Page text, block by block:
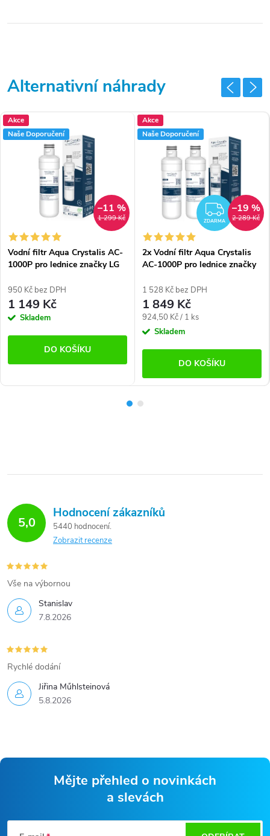
Akce
Naše Doporučení
1 299 Kč
–11 %
Vodní filtr Aqua Crystalis AC-
1000P pro lednice značky LG
ADQ747935)
950 Kč bez DPH
1 149 Kč
Skladem
DO KOŠÍKU
Akce
Naše Doporučení
ZDARMA 2 289 Kč
–19 %
2x Vodní filtr Aqua Crystalis
AC-1000P pro lednice značky
ADQ747935)
1 528 Kč bez DPH
1 849 Kč
Měrná
cena:
924,50 Kč / 1 ks
Skladem
DO KOŠÍKU
5,0
Hodnocení zákazníků
5440 hodnocení
Zobrazit recenze
Stanislav
7.8.2026
Vše na výbornou
Jiřina Műhlsteinová
5.8.2026
Rychlé dodání
á
Mějte přehled o novinkách
a slevách